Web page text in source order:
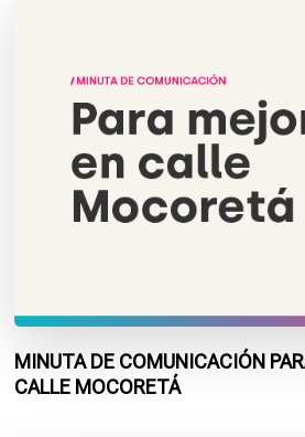
MINUTA DE COMUNICACIÓN
CALLE MOCORETÁ